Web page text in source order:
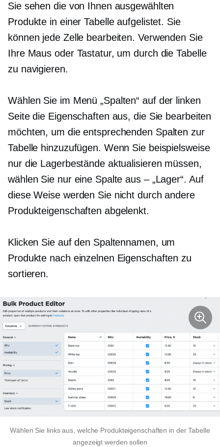
Sie sehen die von Ihnen ausgewählten
Produkte in einer Tabelle aufgelistet. Sie
können jede Zelle bearbeiten. Verwenden Sie
Ihre Maus oder Tastatur, um durch die Tabelle
zu navigieren.
Wählen Sie im Menü „Spalten“ auf der linken
Seite die Eigenschaften aus, die Sie bearbeiten
möchten, um die entsprechenden Spalten zur
Tabelle hinzuzufügen. Wenn Sie beispielsweise
nur die Lagerbestände aktualisieren müssen,
wählen Sie nur eine Spalte aus – „Lager“. Auf
diese Weise werden Sie nicht durch andere
Produkteigenschaften abgelenkt.
Klicken Sie auf den Spaltennamen, um
Produkte nach einzelnen Eigenschaften zu
sortieren.
Wählen Sie links aus, welche Produkteigenschaften in der Tabelle
angezeigt werden sollen